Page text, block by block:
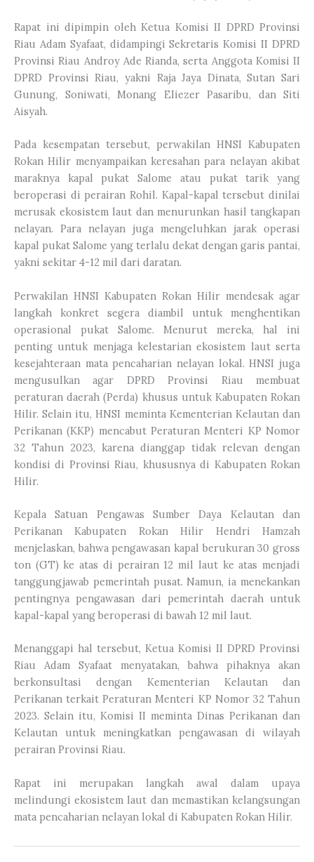
Rapat ini dipimpin oleh Ketua Komisi II DPRD Provinsi
Riau Adam Syafaat, didampingi Sekretaris Komisi II DPRD
Provinsi Riau Androy Ade Rianda, serta Anggota Komisi II
DPRD Provinsi Riau, yakni Raja Jaya Dinata, Sutan Sari
Gunung, Soniwati, Monang Eliezer Pasaribu, dan Siti
Aisyah.
Pada kesempatan tersebut, perwakilan HNSI Kabupaten
Rokan Hilir menyampaikan keresahan para nelayan akibat
maraknya kapal pukat Salome atau pukat tarik yang
beroperasi di perairan Rohil. Kapal-kapal tersebut dinilai
merusak ekosistem laut dan menurunkan hasil tangkapan
nelayan. Para nelayan juga mengeluhkan jarak operasi
kapal pukat Salome yang terlalu dekat dengan garis pantai,
yakni sekitar 4-12 mil dari daratan.
Perwakilan HNSI Kabupaten Rokan Hilir mendesak agar
langkah konkret segera diambil untuk menghentikan
operasional pukat Salome. Menurut mereka, hal ini
penting untuk menjaga kelestarian ekosistem laut serta
kesejahteraan mata pencaharian nelayan lokal. HNSI juga
mengusulkan agar DPRD Provinsi Riau membuat
peraturan daerah (Perda) khusus untuk Kabupaten Rokan
Hilir. Selain itu, HNSI meminta Kementerian Kelautan dan
Perikanan (KKP) mencabut Peraturan Menteri KP Nomor
32 Tahun 2023, karena dianggap tidak relevan dengan
kondisi di Provinsi Riau, khususnya di Kabupaten Rokan
Hilir.
Kepala Satuan Pengawas Sumber Daya Kelautan dan
Perikanan Kabupaten Rokan Hilir Hendri Hamzah
menjelaskan, bahwa pengawasan kapal berukuran 30 gross
ton (GT) ke atas di perairan 12 mil laut ke atas menjadi
tanggungjawab pemerintah pusat. Namun, ia menekankan
pentingnya pengawasan dari pemerintah daerah untuk
kapal-kapal yang beroperasi di bawah 12 mil laut.
Menanggapi hal tersebut, Ketua Komisi II DPRD Provinsi
Riau Adam Syafaat menyatakan, bahwa pihaknya akan
berkonsultasi dengan Kementerian Kelautan dan
Perikanan terkait Peraturan Menteri KP Nomor 32 Tahun
2023. Selain itu, Komisi II meminta Dinas Perikanan dan
Kelautan untuk meningkatkan pengawasan di wilayah
perairan Provinsi Riau.
Rapat ini merupakan langkah awal dalam upaya
melindungi ekosistem laut dan memastikan kelangsungan
mata pencaharian nelayan lokal di Kabupaten Rokan Hilir.